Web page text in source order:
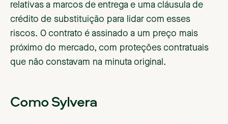
relativas a marcos de entrega e uma cláusula de
crédito de substituição para lidar com esses
riscos. O contrato é assinado a um preço mais
próximo do mercado, com proteções contratuais
que não constavam na minuta original.
Como Sylvera